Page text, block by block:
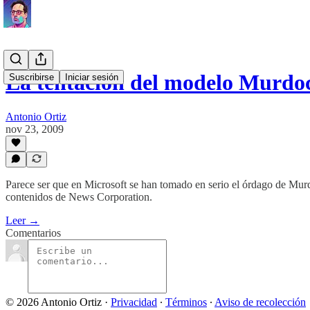
Suscribirse Iniciar sesión
La tentación del modelo
Antonio Ortiz
nov 23, 2009
Parece ser que en Microsoft se han tomado en serio el órdago de
contenidos de News Corporation.
Leer →
Comentarios
© 2026 Antonio Ortiz · Privacidad ∙ Términos ∙ Aviso de recolección